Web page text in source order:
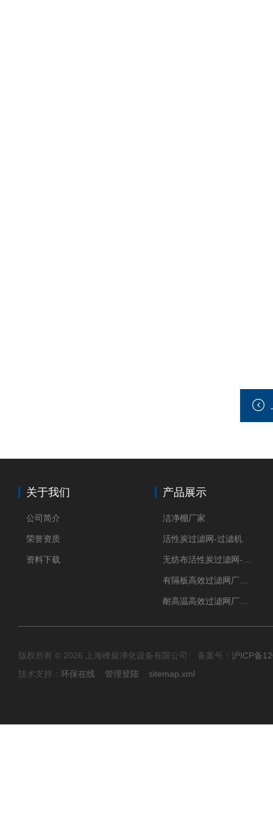
关于我们
公司简介
荣誉资质
资料下载
产品展示
洁净棚厂家
活性炭过滤网-过滤机
版权所有 © 2026 上海峰旋净化设备有限公司 备案号： 沪ICP备
技术支持： 环保在线 管理登陆 sitemap.xml